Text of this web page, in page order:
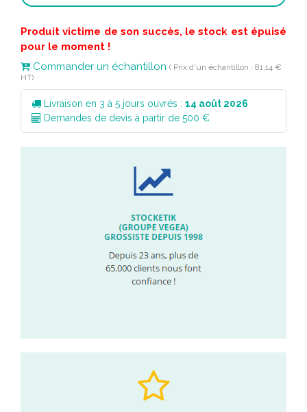
Produit victime de son succès, le stock est épuisé
pour le moment !
Commander un échantillon ( Prix d'un échantillon : 81,14 €
HT)
Livraison en 3 à 5 jours ouvrés : 14 août 2026
Demandes de devis à partir de 500 €